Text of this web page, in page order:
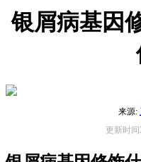
银屑病基因
来源:
更新时间